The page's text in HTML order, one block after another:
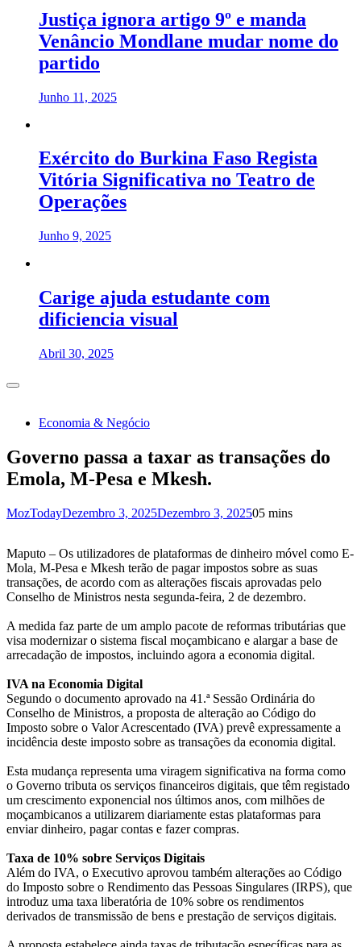
Justiça ignora artigo 9º e manda
Venâncio Mondlane mudar nome do
partido
Junho 11, 2025
Exército do Burkina Faso Regista
Vitória Significativa no Teatro de
Operações
Junho 9, 2025
Carige ajuda estudante com
dificiencia visual
Abril 30, 2025
Economia & Negócio
Governo passa a taxar as transações do
Emola, M-Pesa e Mkesh.
MozTodayDezembro 3, 2025Dezembro 3, 202505 mins
Maputo – Os utilizadores de plataformas de dinheiro móvel como E-
Mola, M-Pesa e Mkesh terão de pagar impostos sobre as suas
transações, de acordo com as alterações fiscais aprovadas pelo
Conselho de Ministros nesta segunda-feira, 2 de dezembro.
A medida faz parte de um amplo pacote de reformas tributárias que
visa modernizar o sistema fiscal moçambicano e alargar a base de
arrecadação de impostos, incluindo agora a economia digital.
IVA na Economia Digital
Segundo o documento aprovado na 41.ª Sessão Ordinária do
Conselho de Ministros, a proposta de alteração ao Código do
Imposto sobre o Valor Acrescentado (IVA) prevê expressamente a
incidência deste imposto sobre as transações da economia digital.
Esta mudança representa uma viragem significativa na forma como
o Governo tributa os serviços financeiros digitais, que têm registado
um crescimento exponencial nos últimos anos, com milhões de
moçambicanos a utilizarem diariamente estas plataformas para
enviar dinheiro, pagar contas e fazer compras.
Taxa de 10% sobre Serviços Digitais
Além do IVA, o Executivo aprovou também alterações ao Código
do Imposto sobre o Rendimento das Pessoas Singulares (IRPS), que
introduz uma taxa liberatória de 10% sobre os rendimentos
derivados de transmissão de bens e prestação de serviços digitais.